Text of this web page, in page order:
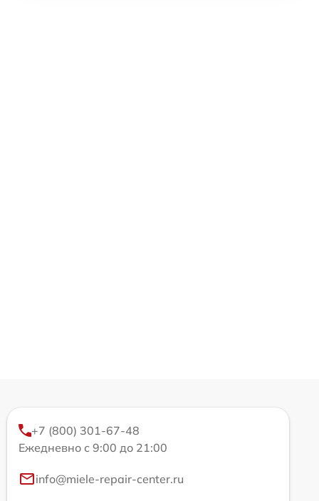
+7 (800) 301-67-48
Ежедневно с 9:00 до 21:00
info@miele-repair-center.ru